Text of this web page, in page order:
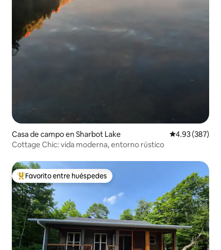
Casa de campo en Sharbot Lake Calificación
4.93 (387)
Cottage Chic: vida moderna, entorno rústico
Favorito entre huéspedes preferido
Favorito entre huéspedes